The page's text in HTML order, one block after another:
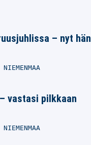
– nyt hän
NIEMENMAA
vastasi pilkkaan
NIEMENMAA